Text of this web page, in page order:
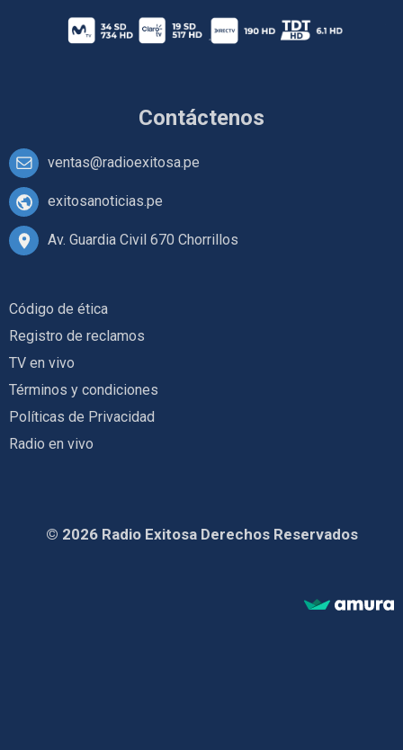
Contáctenos
ventas@radioexitosa.pe
exitosanoticias.pe
Av. Guardia Civil 670 Chorrillos
Código de ética
Registro de reclamos
TV en vivo
Términos y condiciones
Políticas de Privacidad
Radio en vivo
© 2026 Radio Exitosa Derechos Reservados